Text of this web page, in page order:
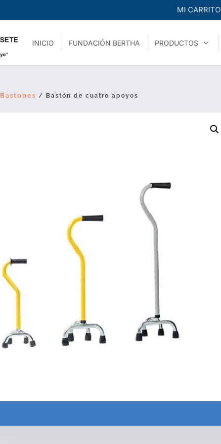
MI CARRITO
INICIO FUNDACIÓN BERTHA PRODUCTOS
Bastones / Bastón de cuatro apoyos